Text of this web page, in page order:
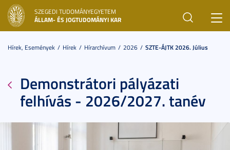
SZEGEDI TUDOMÁNYEGYETEM
ÁLLAM- ÉS JOGTUDOMÁNYI KAR
Hírek, Események Hírek Hírarchívum 2026 SZTE-ÁJTK 2026. Július
Demonstrátori pályázati
felhívás - 2026/2027. tanév